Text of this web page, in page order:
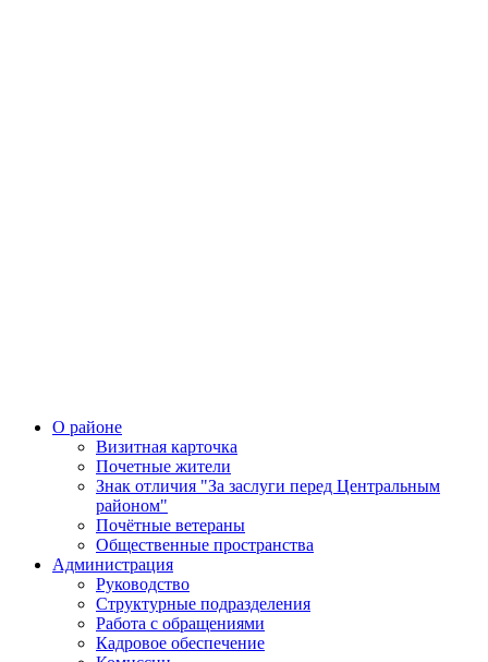
О районе
Визитная карточка
Почетные жители
Знак отличия "За заслуги перед Центральным
районом"
Почётные ветераны
Общественные пространства
Администрация
Руководство
Структурные подразделения
Работа с обращениями
Кадровое обеспечение